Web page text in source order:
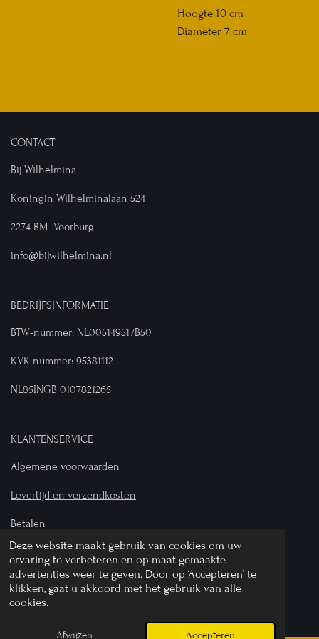
Deze website maakt gebruik van cookies om uw
ervaring te verbeteren en op maat gemaakte
advertenties weer te geven. Door op ‘Accepteren’ te
klikken, gaat u akkoord met het gebruik van alle
cookies.
Afwijzen Accepteren
Hoogte 10 cm
Diameter 7 cm
CONTACT
Bij Wilhelmina
Koningin Wilhelminalaan 524
2274 BM Voorburg
info@bijwilhelmina.nl
BEDRIJFSINFORMATIE
BTW-nummer: NL005149517B50
KVK-nummer: 95381112
NL85INGB 0107821265
KLANTENSERVICE
Algemene voorwaarden
Levertijd en verzendkosten
Betalen
Privacyverklaring
© 2024 Bij Wilhelmina - Alle rechten voorbehouden
Powered by